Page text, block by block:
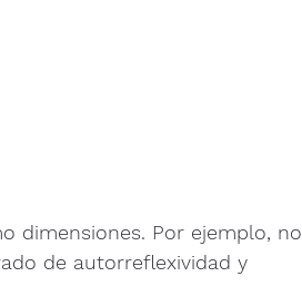
dimensiones. Por ejemplo, no
de autorreflexividad y